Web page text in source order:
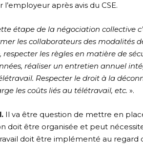
après avis du CSE.
étape de la négociation collective
les collaborateurs des modalités
les règles en matière de
réaliser un entretien annuel
Respecter le droit à la
les coûts liés au télétravail, etc. ».
Il va être question de mettre en
doit être organisée et peut
doit être implémenté au regard